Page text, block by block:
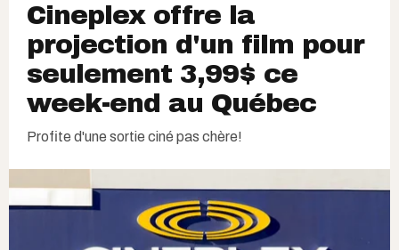
Cineplex offre la
projection d'un film pour
seulement 3,99$ ce
week-end au Québec
Profite d'une sortie ciné pas chère!